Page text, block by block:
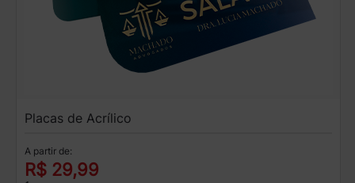
Placas de Acrílico
A partir de:
R$ 29,99